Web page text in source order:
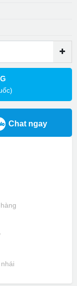
Chat ngay